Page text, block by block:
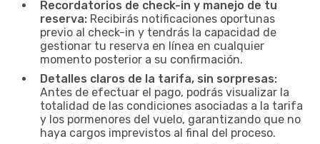
Recordatorios de check-in y manejo de tu
reserva: Recibirás notificaciones oportunas
previo al check-in y tendrás la capacidad de
gestionar tu reserva en línea en cualquier
momento posterior a su confirmación.
Detalles claros de la tarifa, sin sorpresas:
Antes de efectuar el pago, podrás visualizar la
totalidad de las condiciones asociadas a la tarifa
y los pormenores del vuelo, garantizando que no
haya cargos imprevistos al final del proceso.